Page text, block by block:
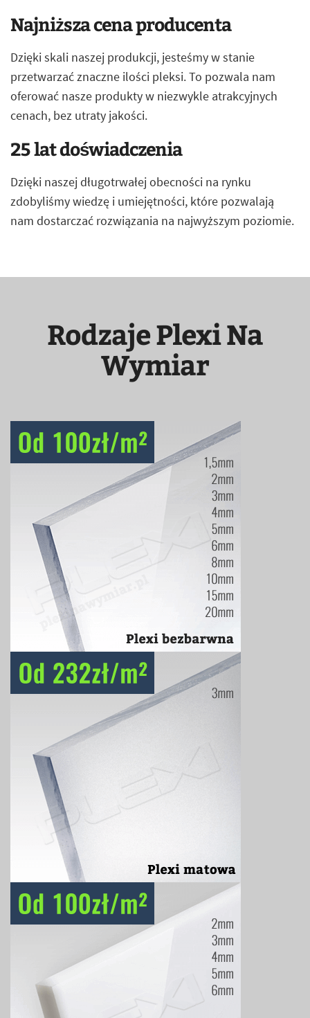
Najniższa cena producenta
Dzięki skali naszej produkcji, jesteśmy w stanie
przetwarzać znaczne ilości pleksi. To pozwala nam
oferować nasze produkty w niezwykle atrakcyjnych
cenach, bez utraty jakości.
25 lat doświadczenia
Dzięki naszej długotrwałej obecności na rynku
zdobyliśmy wiedzę i umiejętności, które pozwalają
nam dostarczać rozwiązania na najwyższym poziomie.
Rodzaje Plexi Na
Wymiar